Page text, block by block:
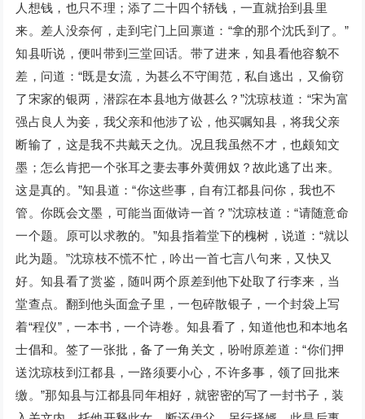
人想钱，也只不理；添了二十四个轿钱，一直就抬到县里
来。差人没奈何，走到宅门上回禀道：“拿的那个沈氏到了。”
知县听说，便叫带到三堂回话。带了进来，知县看他容貌不
差，问道：“既是女流，为甚么不守闺范，私自逃出，又偷窃
了宋家的银两，潜踪在本县地方做甚么？”沈琼枝道：“宋为富
强占良人为妾，我父亲和他涉了讼，他买嘱知县，将我父亲
断输了，这是我不共戴天之仇。况且我虽然不才，也颇知文
墨；怎么肯把一个张耳之妻去事外黄佣奴？故此逃了出来。
这是真的。”知县道：“你这些事，自有江都县问你，我也不
管。你既会文墨，可能当面做诗一首？”沈琼枝道：“请随意命
一个题。原可以求教的。”知县指着堂下的槐树，说道：“就以
此为题。”沈琼枝不慌不忙，吟出一首七言八句来，又快又
好。知县看了赏鉴，随叫两个原差到他下处取了行李来，当
堂查点。翻到他头面盒子里，一包碎散银子，一个封袋上写
着“程仪”，一本书，一个诗卷。知县看了，知道他也和本地名
士倡和。签了一张批，备了一角关文，吩咐原差道：“你们押
送沈琼枝到江都县，一路须要小心，不许多事，领了回批来
缴。”那知县与江都县同年相好，就密密的写了一封书子，装